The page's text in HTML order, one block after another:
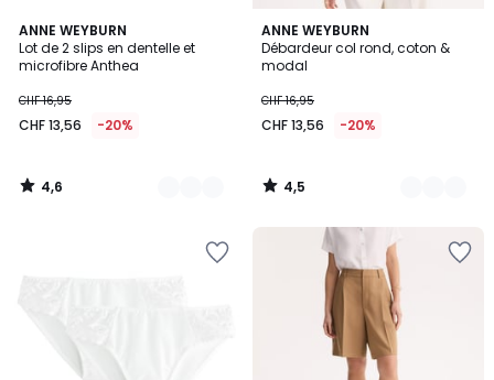
ANNE WEYBURN
Lot de 2 slips en dentelle et
microfibre Anthea
CHF 16,95
CHF 13,56 -20%
4,6
/ 5
6
Couleurs
4,6
/
ANNE WEYBURN
Débardeur col rond, coton &
modal
CHF 16,95
CHF 13,56 -20%
4,5
/ 5
2
Couleurs
4,5
/